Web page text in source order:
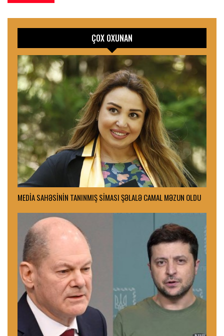
ÇOX OXUNAN
MEDİA SAHƏSİNİN TANINMIŞ SİMASI ŞƏLALƏ CAMAL MƏZUN OLDU